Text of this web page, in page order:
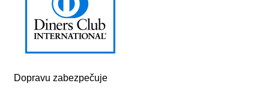
Dopravu zabezpečuje